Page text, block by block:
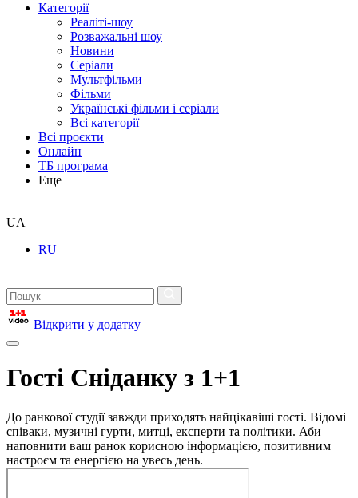
Категорії
Реаліті-шоу
Розважальні шоу
Новини
Серіали
Мультфільми
Фільми
Українські фільми і серіали
Всі категорії
Всі проєкти
Онлайн
ТБ програма
Еще
UA
RU
Відкрити у додатку
Гості Сніданку з 1+1
До ранкової студії завжди приходять найцікавіші гості. Відомі
співаки, музичні гурти, митці, експерти та політики. Аби
наповнити ваш ранок корисною інформацією, позитивним
настроєм та енергією на увесь день.